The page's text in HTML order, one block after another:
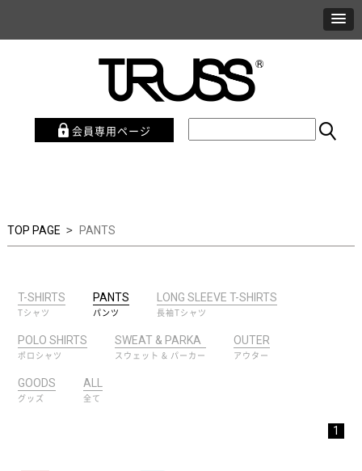
会員専用ページ
TOP PAGE > PANTS
T-SHIRTS
Tシャツ
PANTS
パンツ
LONG SLEEVE T-SHIRTS
長袖Tシャツ
POLO SHIRTS
ポロシャツ
SWEAT & PARKA
スウェット & パーカー
OUTER
アウター
GOODS
グッズ
ALL
全て
1